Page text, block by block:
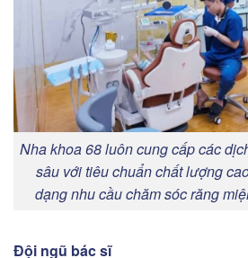
Nha khoa 68 luôn cung cấp các
sâu với tiêu chuẩn chất lượng
dạng nhu cầu chăm sóc răng
Đội ngũ bác sĩ